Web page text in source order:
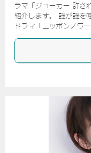
ラマ「ジョーカー 許さ
紹介します。 謎が謎
ドラマ「ニッポンノワ